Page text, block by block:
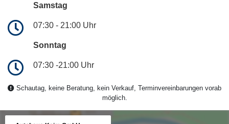
Samstag
07:30 - 21:00 Uhr
Sonntag
07:30 -21:00 Uhr
Schautag, keine Beratung, kein Verkauf, Terminvereinbarungen vorab
möglich.